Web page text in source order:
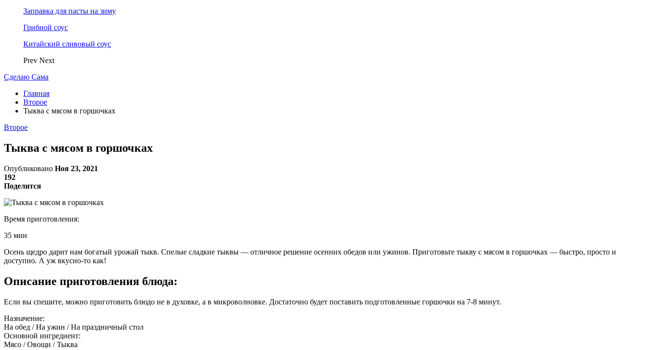
Заправка для пасты на зиму
Грибной соус
Китайский сливовый соус
Prev Next
Сделаю Сама
Главная
Второе
Тыква с мясом в горшочках
Второе
Тыква с мясом в горшочках
Опубликовано Ноя 23, 2021
192
Поделится
Время приготовления:
35 мин
Осень щедро дарит нам богатый урожай тыкв. Спелые сладкие тыквы — отличное решение осенних обедов или ужинов. Приготовьте тыкву с мясом в горшочках — быстро, просто и
доступно. А уж вкусно-то как!
Описание приготовления блюда:
Если вы спешите, можно приготовить блюдо не в духовке, а в микроволновке. Достаточно будет поставить подготовленные горшочки на 7-8 минут.
Назначение:
На обед / На ужин / На праздничный стол
Основной ингредиент:
Мясо / Овощи / Тыква